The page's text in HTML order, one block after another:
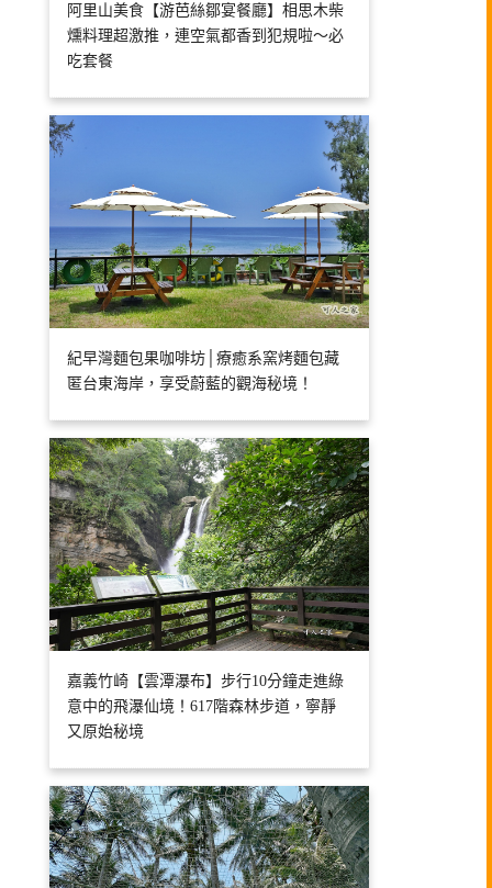
阿里山美食【游芭絲鄒宴餐廳】相思木柴
燻料理超激推，連空氣都香到犯規啦～必
吃套餐
紀早灣麵包果咖啡坊│療癒系窯烤麵包藏
匿台東海岸，享受蔚藍的觀海秘境！
嘉義竹崎【雲潭瀑布】步行10分鐘走進綠
意中的飛瀑仙境！617階森林步道，寧靜
又原始秘境